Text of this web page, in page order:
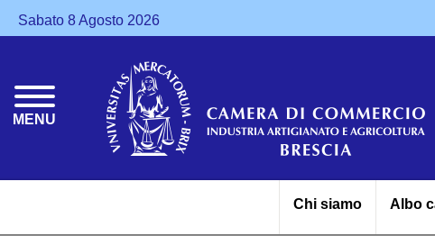
Sabato 8 Agosto 2026
MENU
Chi siamo Albo